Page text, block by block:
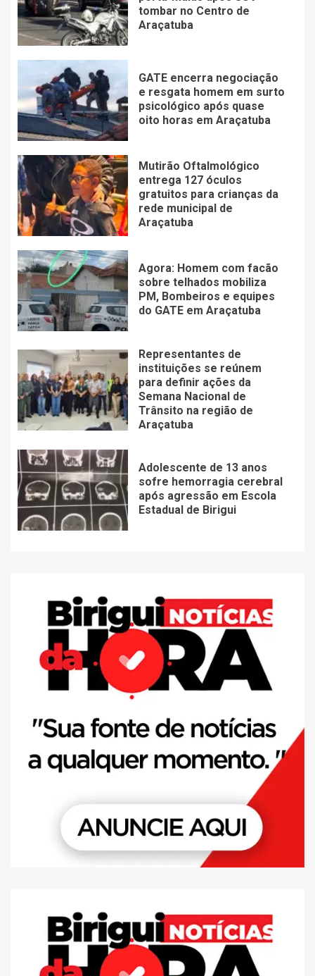
tombar no Centro de
Araçatuba
GATE encerra negociação
e resgata homem em surto
psicológico após quase
oito horas em Araçatuba
Mutirão Oftalmológico
entrega 127 óculos
gratuitos para crianças da
rede municipal de
Araçatuba
Agora: Homem com facão
sobre telhados mobiliza
PM, Bombeiros e equipes
do GATE em Araçatuba
Representantes de
instituições se reúnem
para definir ações da
Semana Nacional de
Trânsito na região de
Araçatuba
Adolescente de 13 anos
sofre hemorragia cerebral
após agressão em Escola
Estadual de Birigui